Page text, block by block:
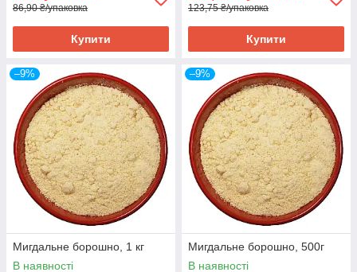
86,90 ₴/упаковка
Купити
123,75 ₴/упаковка
Купити
–9%
Мигдальне борошно, 1 кг
В наявності
–9%
Мигдальне борошно, 500г
В наявності